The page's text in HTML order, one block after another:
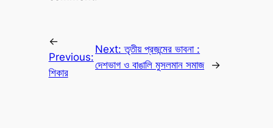
←
Previous:
শিকার
Next:তৃতীয় প্রজন্মের ভাবনা :
দেশভাগ ও বাঙালি মুসলমান সমাজ
→